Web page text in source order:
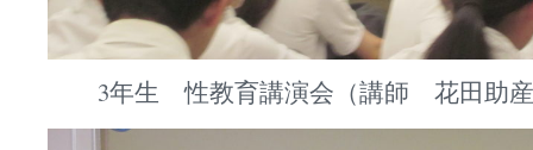
3年生 性教育講演会（講師 花田助